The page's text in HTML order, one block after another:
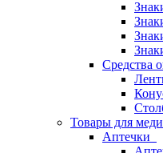
Средства
Товары для
Аптечки